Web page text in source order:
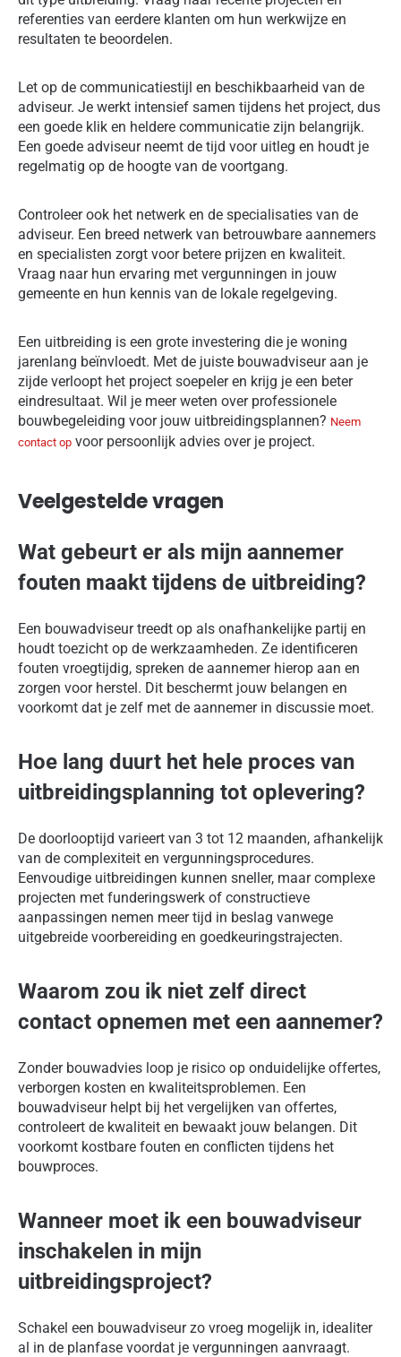
referenties van eerdere klanten om hun werkwijze en
resultaten te beoordelen.
Let op de communicatiestijl en beschikbaarheid van de
adviseur. Je werkt intensief samen tijdens het project, dus
een goede klik en heldere communicatie zijn belangrijk.
Een goede adviseur neemt de tijd voor uitleg en houdt je
regelmatig op de hoogte van de voortgang.
Controleer ook het netwerk en de specialisaties van de
adviseur. Een breed netwerk van betrouwbare aannemers
en specialisten zorgt voor betere prijzen en kwaliteit.
Vraag naar hun ervaring met vergunningen in jouw
gemeente en hun kennis van de lokale regelgeving.
Een uitbreiding is een grote investering die je woning
jarenlang beïnvloedt. Met de juiste bouwadviseur aan je
zijde verloopt het project soepeler en krijg je een beter
eindresultaat. Wil je meer weten over professionele
bouwbegeleiding voor jouw uitbreidingsplannen? Neem
contact op voor persoonlijk advies over je project.
Veelgestelde vragen
Wat gebeurt er als mijn aannemer
fouten maakt tijdens de uitbreiding?
Een bouwadviseur treedt op als onafhankelijke partij en
houdt toezicht op de werkzaamheden. Ze identificeren
fouten vroegtijdig, spreken de aannemer hierop aan en
zorgen voor herstel. Dit beschermt jouw belangen en
voorkomt dat je zelf met de aannemer in discussie moet.
Hoe lang duurt het hele proces van
uitbreidingsplanning tot oplevering?
De doorlooptijd varieert van 3 tot 12 maanden, afhankelijk
van de complexiteit en vergunningsprocedures.
Eenvoudige uitbreidingen kunnen sneller, maar complexe
projecten met funderingswerk of constructieve
aanpassingen nemen meer tijd in beslag vanwege
uitgebreide voorbereiding en goedkeuringstrajecten.
Waarom zou ik niet zelf direct
contact opnemen met een aannemer?
Zonder bouwadvies loop je risico op onduidelijke offertes,
verborgen kosten en kwaliteitsproblemen. Een
bouwadviseur helpt bij het vergelijken van offertes,
controleert de kwaliteit en bewaakt jouw belangen. Dit
voorkomt kostbare fouten en conflicten tijdens het
bouwproces.
Wanneer moet ik een bouwadviseur
inschakelen in mijn
uitbreidingsproject?
Schakel een bouwadviseur zo vroeg mogelijk in, idealiter
al in de planfase voordat je vergunningen aanvraagt.